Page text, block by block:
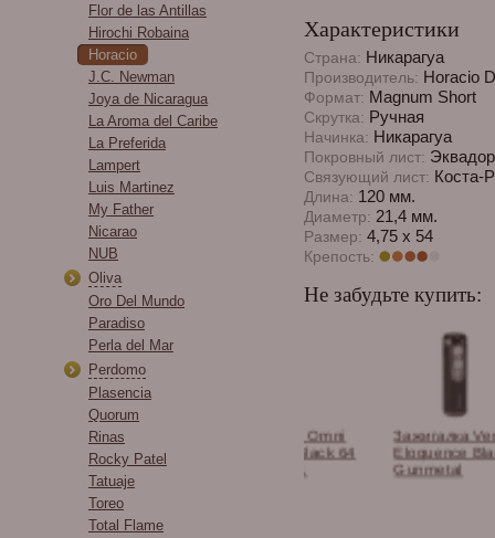
Flor de las Antillas
Hirochi Robaina
Horacio
J.C. Newman
Joya de Nicaragua
La Aroma del Caribe
La Preferida
Lampert
Luis Martinez
My Father
Nicarao
NUB
Oliva
Oro Del Mundo
Paradiso
Perla del Mar
Perdomo
Plasencia
Quorum
Rinas
Rocky Patel
Tatuaje
Toreo
Total Flame
Характеристики
Страна: Никарагуа
Производитель: Horacio
Формат: Magnum Short
Скрутка: Ручная
Начинка: Никарагуа
Покровный лист:
Связующий лист: Коста-
Длина: 120 мм.
Диаметр: 21,4 мм.
Размер: 4,75 x 54
Крепость:
Не забудьте купить:
Twin Cutter Black 64
RG CUT1501
Зажигалка Vertigo
Eloquence Black